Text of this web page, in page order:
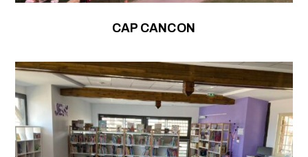
CAP CANCON